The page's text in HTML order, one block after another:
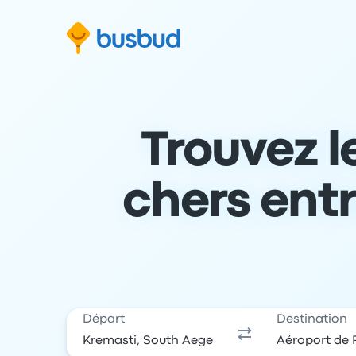
formulaire de recherche
Aller au contenu
Aller au pied de page
Trouvez
chers
Départ Destination